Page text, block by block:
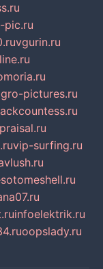
pic.ru
vgurin.ru
pictures.ru
vip-surfing.ru
infoelektrik.ru
oopslady.ru